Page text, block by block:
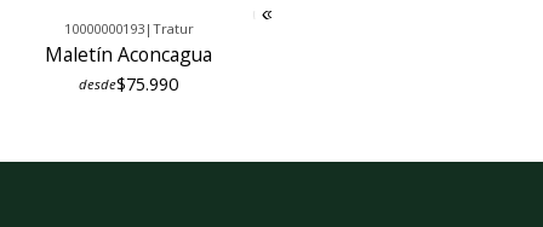
10000000193| Tratur
Maletín Aconcagua
desde$75.990